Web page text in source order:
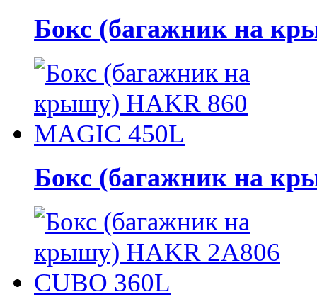
Бокс (багажник на
Бокс (багажник на